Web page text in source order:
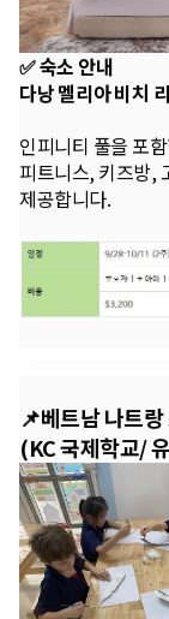
✅ 숙소 안내
다낭 멜리아 비치
인피니티 풀을 포
피트니스, 키즈방,
제공합니다.
📌베트남 나트
(KC 국제학교/